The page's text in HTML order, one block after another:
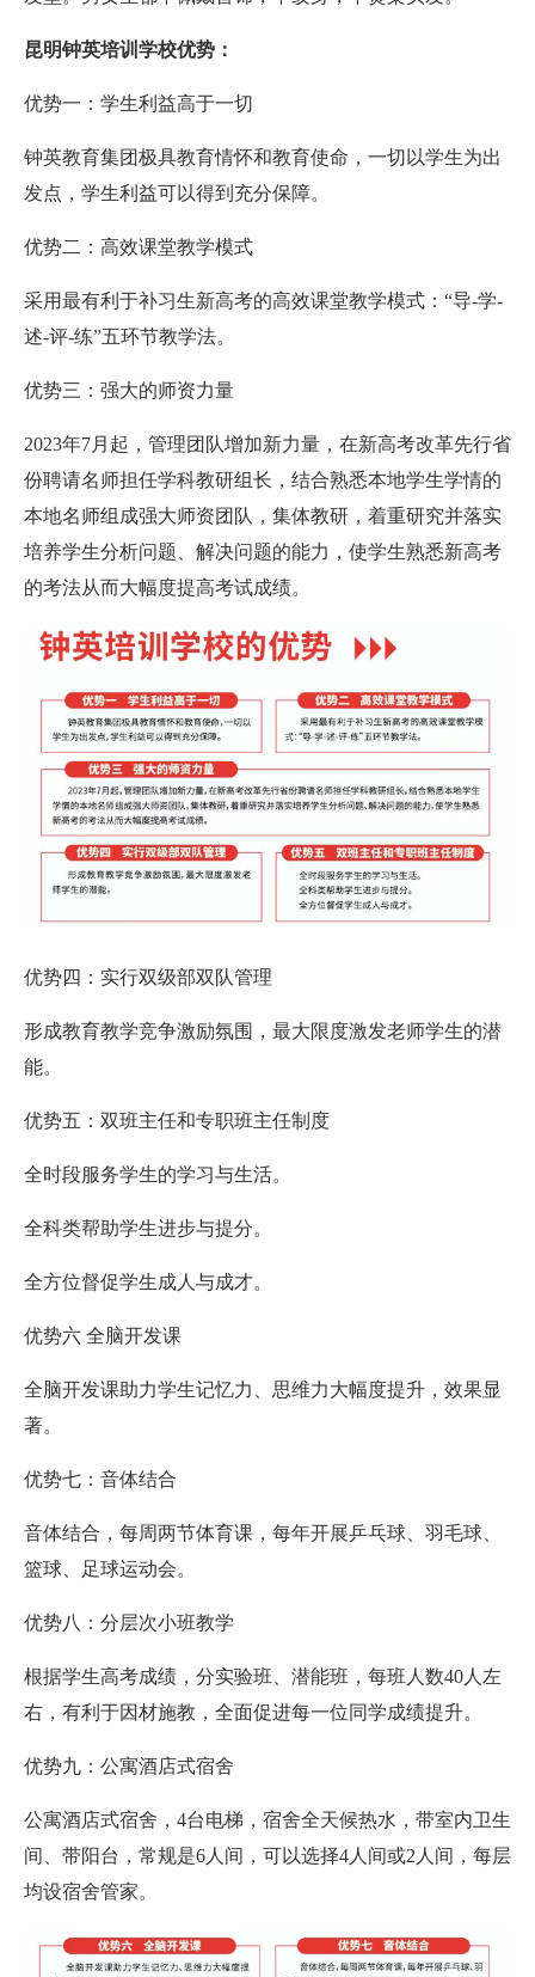
昆明钟英培训学校优势：
优势一：学生利益高于一切
钟英教育集团极具教育情怀和教育使命，一切以学生为出
发点，学生利益可以得到充分保障。
优势二：高效课堂教学模式
采用最有利于补习生新高考的高效课堂教学模式：“导-学-
述-评-练”五环节教学法。
优势三：强大的师资力量
2023年7月起，管理团队增加新力量，在新高考改革先行省
份聘请名师担任学科教研组长，结合熟悉本地学生学情的
本地名师组成强大师资团队，集体教研，着重研究并落实
培养学生分析问题、解决问题的能力，使学生熟悉新高考
的考法从而大幅度提高考试成绩。
优势四：实行双级部双队管理
形成教育教学竞争激励氛围，最大限度激发老师学生的潜
能。
优势五：双班主任和专职班主任制度
全时段服务学生的学习与生活。
全科类帮助学生进步与提分。
全方位督促学生成人与成才。
优势六 全脑开发课
全脑开发课助力学生记忆力、思维力大幅度提升，效果显
著。
优势七：音体结合
音体结合，每周两节体育课，每年开展乒乓球、羽毛球、
篮球、足球运动会。
优势八：分层次小班教学
根据学生高考成绩，分实验班、潜能班，每班人数40人左
右，有利于因材施教，全面促进每一位同学成绩提升。
优势九：公寓酒店式宿舍
公寓酒店式宿舍，4台电梯，宿舍全天候热水，带室内卫生
间、带阳台，常规是6人间，可以选择4人间或2人间，每层
均设宿舍管家。